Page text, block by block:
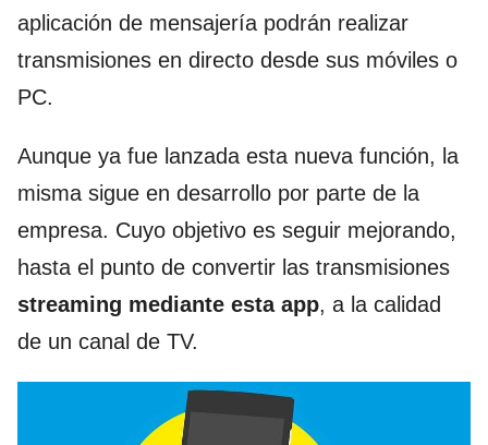
aplicación de mensajería podrán realizar
transmisiones en directo desde sus móviles o
PC.
Aunque ya fue lanzada esta nueva función, la
misma sigue en desarrollo por parte de la
empresa. Cuyo objetivo es seguir mejorando,
hasta el punto de convertir las transmisiones
streaming mediante esta app, a la calidad
de un canal de TV.